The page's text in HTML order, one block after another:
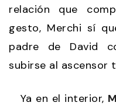
relación que
gesto, Merchi sí
padre de David
subirse al ascensor
Ya en el interior,